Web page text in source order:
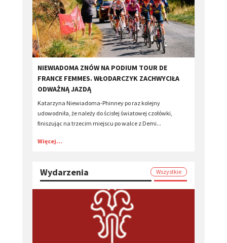
​NIEWIADOMA ZNÓW NA PODIUM TOUR DE
FRANCE FEMMES. WŁODARCZYK ZACHWYCIŁA
ODWAŻNĄ JAZDĄ
Katarzyna Niewiadoma-Phinney po raz kolejny
udowodniła, że należy do ścisłej światowej czołówki,
finiszując na trzecim miejscu po walce z Demi...
Więcej...
Wydarzenia Wszystkie